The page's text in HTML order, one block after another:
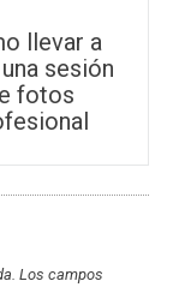
llevar a
sesión
fotos
Los campos